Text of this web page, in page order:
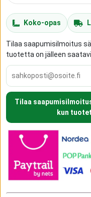
Koko-opas
Tilaa saapumisilmoitus
tuotetta on jälleen
Tilaa
kun